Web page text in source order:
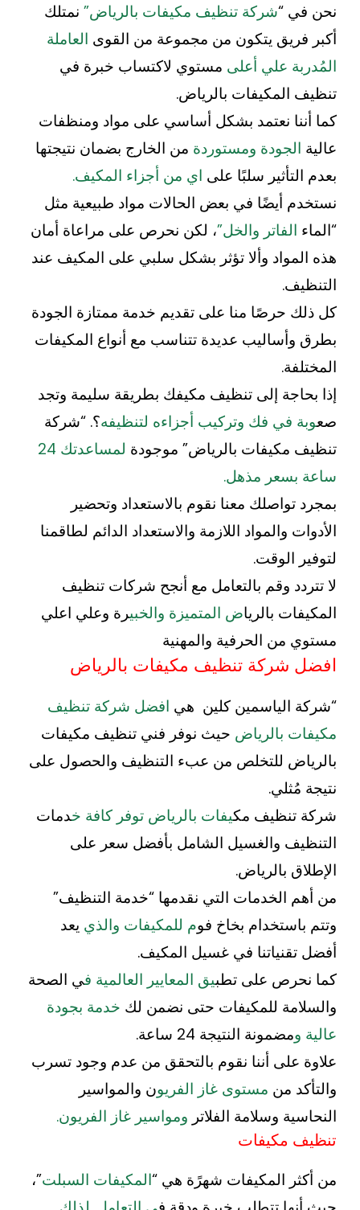
نحن في “شركة تنظيف مكيفات بالرياض” نمتلك
أكبر فريق يتكون من مجموعة من القوى العاملة
المُدربة علي أعلى مستوي لاكتساب خبرة في
تنظيف المكيفات بالرياض.
كما أننا نعتمد بشكل أساسي على مواد ومنظفات
عالية الجودة ومستوردة من الخارج بضمان نتيجتها
بعدم التأثير سلبًا على اي من أجزاء المكيف.
نستخدم أيضًا في بعض الحالات مواد طبيعية مثل
“الماء الفاتر والخل”، لكن نحرص على مراعاة أمان
هذه المواد وألا تؤثر بشكل سلبي على المكيف عند
التنظيف.
كل ذلك حرصًا منا على تقديم خدمة ممتازة الجودة
بطرق وأساليب عديدة تتناسب مع أنواع المكيفات
المختلفة.
إذا بحاجة إلى تنظيف مكيفك بطريقة سليمة وتجد
صعوبة في فك وتركيب أجزاءه لتنظيفه؟. “شركة
تنظيف مكيفات بالرياض” موجودة
لمساعدتك 24
ساعة بسعر مذهل.
بمجرد تواصلك معنا نقوم بالاستعداد وتحضير
الأدوات والمواد اللازمة والاستعداد الدائم لطاقمنا
لتوفير الوقت.
لا تتردد وقم بالتعامل مع أنجح شركات تنظيف
المكيفات بالرياض المتميزة والخبيرة وعلي اعلي
مستوي من الحرفية والمهنية
افضل شركة تنظيف مكيفات بالرياض
“شركة الياسمين كلين هي افضل شركة تنظيف
مكيفات بالرياض حيث نوفر فني تنظيف مكيفات
بالرياض للتخلص من عبء التنظيف والحصول على
نتيجة مُثلي.
شركة تنظيف مكيفات بالرياض توفر كافة خدمات
التنظيف والغسيل الشامل بأفضل سعر على
الإطلاق بالرياض.
من أهم الخدمات التي نقدمها “خدمة التنظيف”
وتتم باستخدام بخاخ فوم للمكيفات والذي يعد
أفضل تقنياتنا في غسيل المكيف.
كما نحرص على تطبيق المعايير العالمية في الصحة
والسلامة للمكيفات حتى نضمن لك خدمة بجودة
عالية ومضمونة النتيجة 24 ساعة.
علاوة على أننا نقوم بالتحقق من عدم وجود تسرب
والتأكد من مستوى غاز الفريون والمواسير
النحاسية وسلامة الفلاتر ومواسير غاز الفريون.
تنظيف مكيفات
من أكثر المكيفات شهرًة هي “المكيفات السبلت”،